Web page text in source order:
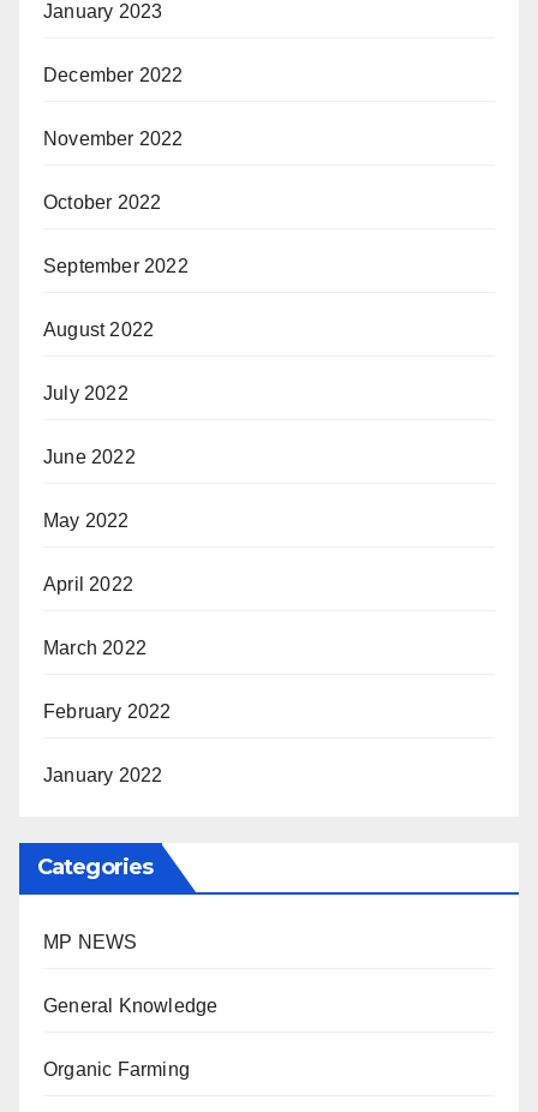
January 2023
December 2022
November 2022
October 2022
September 2022
August 2022
July 2022
June 2022
May 2022
April 2022
March 2022
February 2022
January 2022
Categories
MP NEWS
General Knowledge
Organic Farming